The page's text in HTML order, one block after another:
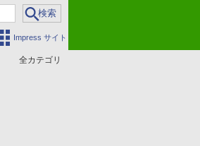
Impress サイト
全カテゴリ